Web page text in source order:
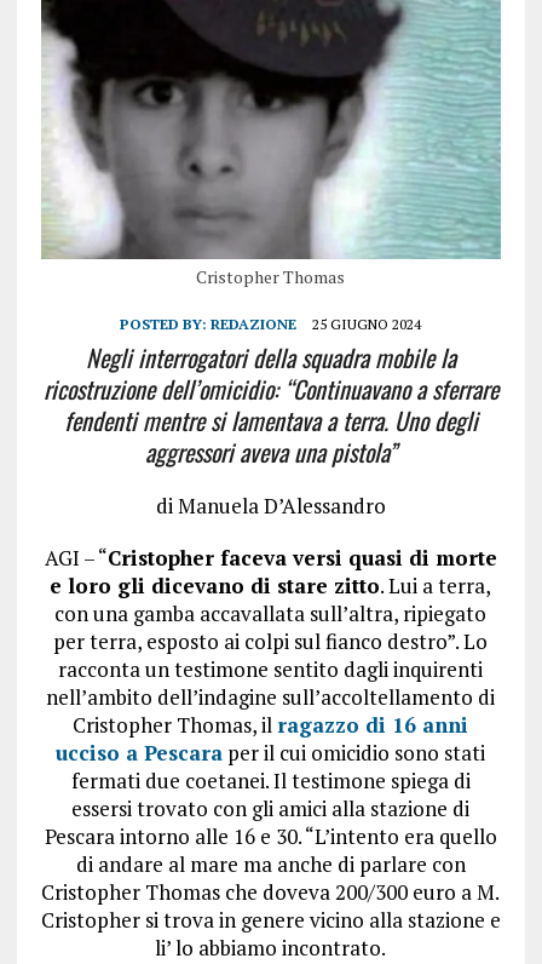
Cristopher Thomas
POSTED BY:REDAZIONE 25 GIUGNO 2024
Negli interrogatori della squadra mobile la
ricostruzione dell’omicidio: “Continuavano a sferrare
fendenti mentre si lamentava a terra. Uno degli
aggressori aveva una pistola”
di Manuela D’Alessandro
AGI – “Cristopher faceva versi quasi di morte
e loro gli dicevano di stare zitto. Lui a terra,
con una gamba accavallata sull’altra, ripiegato
per terra, esposto ai colpi sul fianco destro”. Lo
racconta un testimone sentito dagli inquirenti
nell’ambito dell’indagine sull’accoltellamento di
Cristopher Thomas, il ragazzo di 16 anni
ucciso a Pescara per il cui omicidio sono stati
fermati due coetanei. Il testimone spiega di
essersi trovato con gli amici alla stazione di
Pescara intorno alle 16 e 30. “L’intento era quello
di andare al mare ma anche di parlare con
Cristopher Thomas che doveva 200/300 euro a M.
Cristopher si trova in genere vicino alla stazione e
li’ lo abbiamo incontrato.